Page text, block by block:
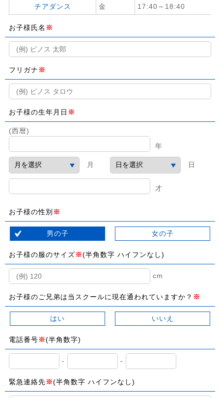
チアダンス
金 17:40～18:40
お子様氏名 ※
フリガナ ※
お子様の生年月日 ※
(西暦)
年
月 日
才
お子様の性別 ※
男の子 女の子
お子様の服のサイズ※(半角数字 ハイフンなし)
cm
お子様のご兄弟は当スクールに現在通われていますか？ ※
はい いいえ
電話番号※(半角数字)
- -
緊急連絡先※(半角数字 ハイフンなし)